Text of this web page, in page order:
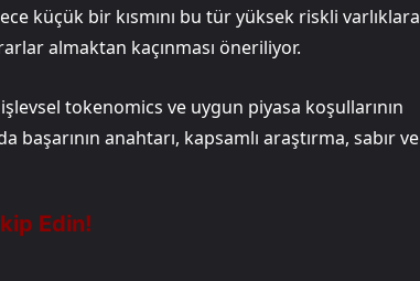
küçük bir kısmını bu tür yüksek riskli varlıklara
almaktan kaçınması öneriliyor.
tokenomics ve uygun piyasa koşullarının
anahtarı, kapsamlı araştırma, sabır ve